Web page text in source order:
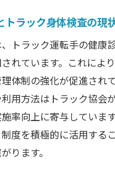
業務に活かせる健康習
ック業務中にもできる簡
検査結果を日常生活に生
ック運転手同士の健康
知っておきたい健康診断
トラック身体検査の現
トラック運転手の健康
れています。これによ
体制の強化が促進され
用方法はトラック協会
率向上に寄与していま
度を積極的に活用する
ります。